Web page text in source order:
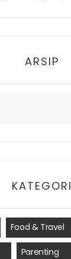
ARSIP
KATEGORI
Food & Travel
Parenting